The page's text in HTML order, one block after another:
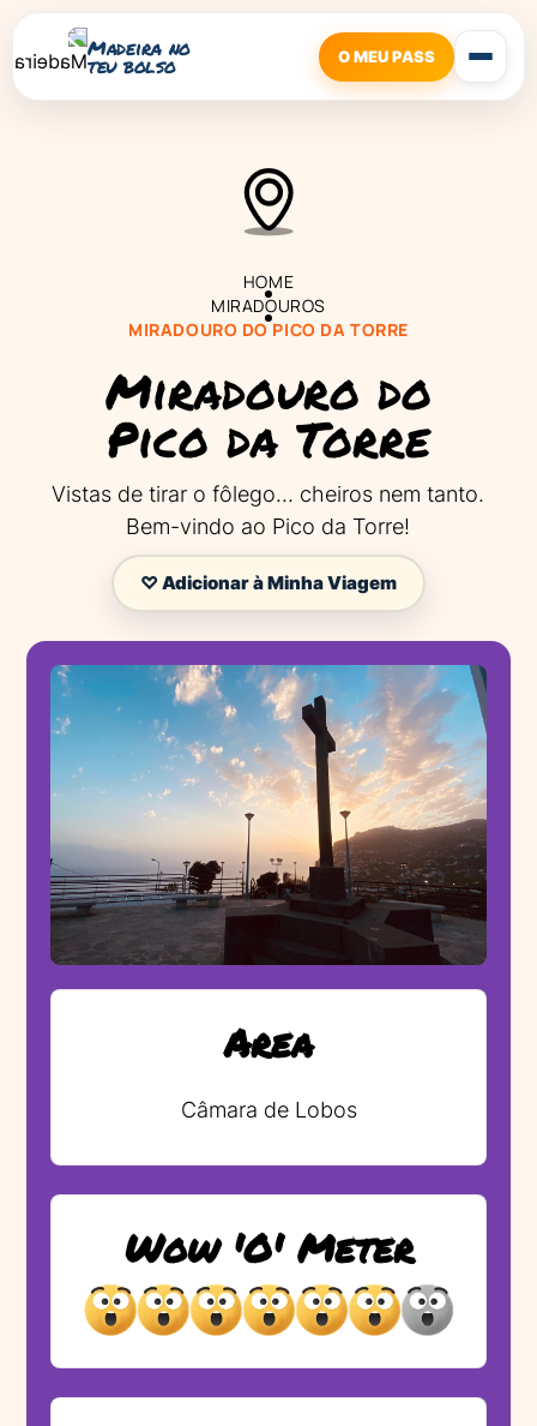
Madeira no
teu bolso O MEU PASS
HOME
MIRADOUROS
MIRADOURO DO PICO DA TORRE
Miradouro do
Pico da Torre
Vistas de tirar o fôlego… cheiros nem tanto.
Bem-vindo ao Pico da Torre!
♡ Adicionar à Minha Viagem
Area
Câmara de Lobos
Wow 'O' Meter